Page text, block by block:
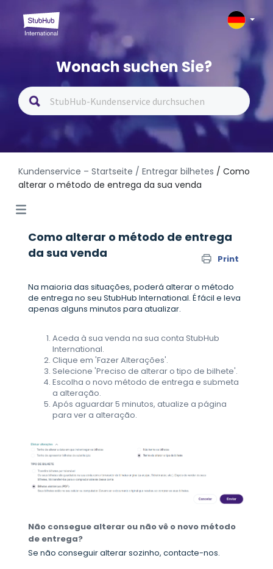
Wonach suchen Sie?
Kundenservice – Startseite / Entregar bilhetes / Como
alterar o método de entrega da sua venda
Como alterar o método de entrega
da sua venda
Print
Na maioria das situações, poderá alterar o método
de entrega no seu StubHub International. É fácil e leva
apenas alguns minutos para atualizar.
Aceda à sua venda na sua conta StubHub
International.
Clique em 'Fazer Alterações'.
Selecione 'Preciso de alterar o tipo de bilhete'.
Escolha o novo método de entrega e submeta
a alteração.
Após aguardar 5 minutos, atualize a página
para ver a alteração.
Não consegue alterar ou não vê o novo método
de entrega?
Se não conseguir alterar sozinho, contacte-nos.